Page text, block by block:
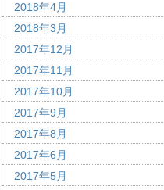
2018年4月
2018年3月
2017年12月
2017年11月
2017年10月
2017年9月
2017年8月
2017年6月
2017年5月